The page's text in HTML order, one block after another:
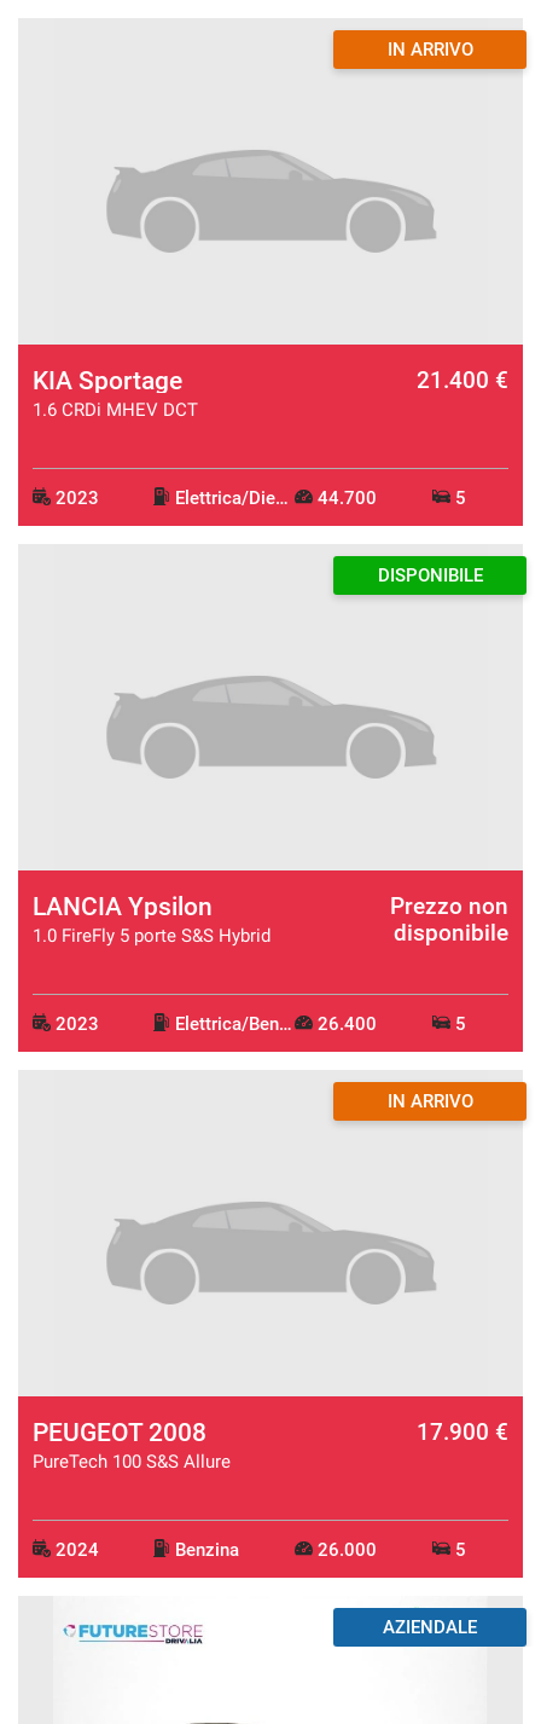
IN ARRIVO
KIA Sportage
1.6 CRDi MHEV DCT
21.400 €
2023 Elettrica/Diesel 44.700 5
DISPONIBILE
LANCIA Ypsilon
1.0 FireFly 5 porte S&S Hybrid
Prezzo non
disponibile
2023 Elettrica/Benzina 26.400 5
IN ARRIVO
PEUGEOT 2008
PureTech 100 S&S Allure
17.900 €
2024 Benzina 26.000 5
AZIENDALE